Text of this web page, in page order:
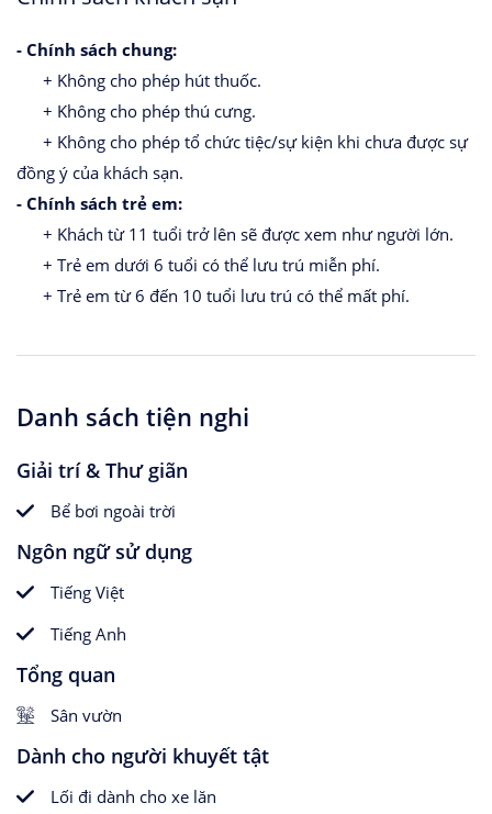
- Chính sách chung:
+ Không cho phép hút thuốc.
+ Không cho phép thú cưng.
+ Không cho phép tổ chức tiệc/sự kiện khi chưa được sự
đồng ý của khách sạn.
- Chính sách trẻ em:
+ Khách từ 11 tuổi trở lên sẽ được xem như người lớn.
+ Trẻ em dưới 6 tuổi có thể lưu trú miễn phí.
+ Trẻ em từ 6 đến 10 tuổi lưu trú có thể mất phí.
Danh sách tiện nghi
Giải trí & Thư giãn
Bể bơi ngoài trời
Ngôn ngữ sử dụng
Tiếng Việt
Tiếng Anh
Tổng quan
Sân vườn
Dành cho người khuyết tật
Lối đi dành cho xe lăn